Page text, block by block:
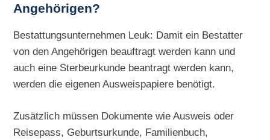
Angehörigen?
Bestattungsunternehmen Leuk: Damit ein Bestatter
von den Angehörigen beauftragt werden kann und
auch eine Sterbeurkunde beantragt werden kann,
werden die eigenen Ausweispapiere benötigt.
Zusätzlich müssen Dokumente wie Ausweis oder
Reisepass, Geburtsurkunde, Familienbuch,